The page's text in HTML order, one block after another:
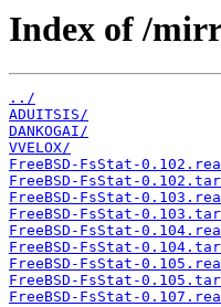
Index of /
../
ADUITSIS/
DANKOGAI/
VVELOX/
FreeBSD-FsStat-
FreeBSD-FsStat-
FreeBSD-FsStat-
FreeBSD-FsStat-
FreeBSD-FsStat-
FreeBSD-FsStat-
FreeBSD-FsStat-
FreeBSD-FsStat-
FreeBSD-FsStat-